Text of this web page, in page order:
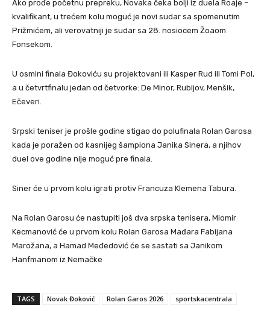
Ako prođe početnu prepreku, Novaka čeka bolji iz duela Roaje –
kvalifikant, u trećem kolu moguć je novi sudar sa spomenutim
Prižmićem, ali verovatniji je sudar sa 28. nosiocem Žoaom
Fonsekom.
U osmini finala Đokoviću su projektovani ili Kasper Rud ili Tomi Pol,
a u četvrtfinalu jedan od četvorke: De Minor, Rubljov, Menšik,
Ečeveri.
Srpski teniser je prošle godine stigao do polufinala Rolan Garosa
kada je poražen od kasnijeg šampiona Janika Sinera, a njihov
duel ove godine nije moguć pre finala.
Siner će u prvom kolu igrati protiv Francuza Klemena Tabura.
Na Rolan Garosu će nastupiti još dva srpska tenisera, Miomir
Kecmanović će u prvom kolu Rolan Garosa Mađara Fabijana
Marožana, a Hamad Međedović će se sastati sa Janikom
Hanfmanom iz Nemačke
TAGS Novak Đoković Rolan Garos 2026 sportskacentrala